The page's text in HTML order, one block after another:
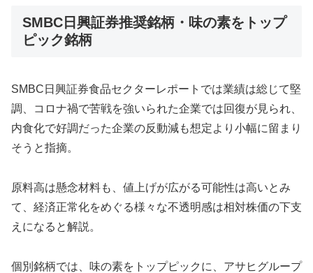
SMBC日興証券推奨銘柄・味の素をトップ
ピック銘柄
SMBC日興証券食品セクターレポートでは業績は総じて堅
調、コロナ禍で苦戦を強いられた企業では回復が見られ、
内食化で好調だった企業の反動減も想定より小幅に留まり
そうと指摘。
原料高は懸念材料も、値上げが広がる可能性は高いとみ
て、経済正常化をめぐる様々な不透明感は相対株価の下支
えになると解説。
個別銘柄では、味の素をトップピックに、アサヒグループ